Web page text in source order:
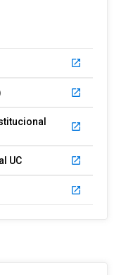
launch
launch
launch
UC launch
launch